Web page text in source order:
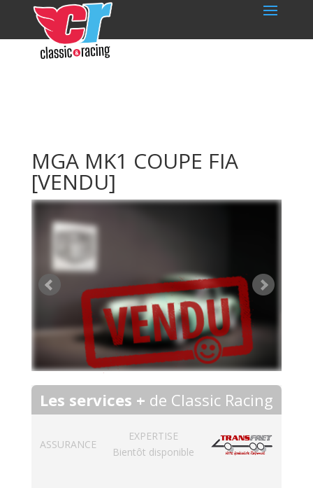
MGA MK1 COUPE FIA
[VENDU]
Les services + de Classic Racing
ASSURANCE
EXPERTISE
Bientôt disponible